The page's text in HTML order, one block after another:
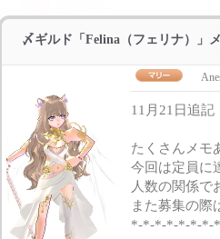
〆ギルド「Felina（フェリナ）」
11月21日追記
たくさんメモ
今回は定員に
人数の関係で
また募集の際
*-*-*-*-*-*-*-